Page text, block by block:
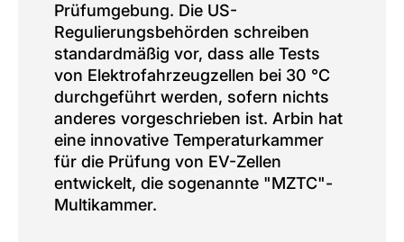
Prüfumgebung. Die US-
Regulierungsbehörden schreiben
standardmäßig vor, dass alle Tests
von Elektrofahrzeugzellen bei 30 °C
durchgeführt werden, sofern nichts
anderes vorgeschrieben ist. Arbin hat
eine innovative Temperaturkammer
für die Prüfung von EV-Zellen
entwickelt, die sogenannte "MZTC"-
Multikammer.